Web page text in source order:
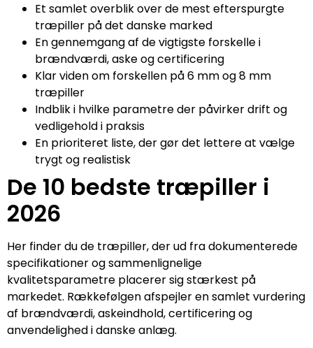
Et samlet overblik over de mest efterspurgte
træpiller på det danske marked
En gennemgang af de vigtigste forskelle i
brændværdi, aske og certificering
Klar viden om forskellen på 6 mm og 8 mm
træpiller
Indblik i hvilke parametre der påvirker drift og
vedligehold i praksis
En prioriteret liste, der gør det lettere at vælge
trygt og realistisk
De 10 bedste træpiller i
2026
Her finder du de træpiller, der ud fra dokumenterede
specifikationer og sammenlignelige
kvalitetsparametre placerer sig stærkest på
markedet. Rækkefølgen afspejler en samlet vurdering
af brændværdi, askeindhold, certificering og
anvendelighed i danske anlæg.